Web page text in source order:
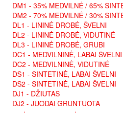
DM1 - 35% MEDVILNĖ / 65%
DM2 - 70% MEDVILNĖ / 30%
DL1 - LININĖ DROBĖ, ŠVELNI
DL2 - LININĖ DROBĖ, VIDUTINĖ
DL3 - LININĖ DROBĖ, GRUBI
DC1 - MEDVILNINĖ, LABAI ŠVELNI
DC2 - MEDVILNINĖ, VIDUTINĖ
DS1 - SINTETINĖ, LABAI ŠVELNI
DS2 - SINTETINĖ, LABAI ŠVELNI
DJ1 - DŽIUTAS
DJ2 - JUODAI GRUNTUOTA